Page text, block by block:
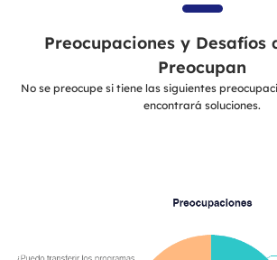
Preocupaciones y Desafíos
Preocupan
No se preocupe si tiene las siguientes
encontrará soluciones.